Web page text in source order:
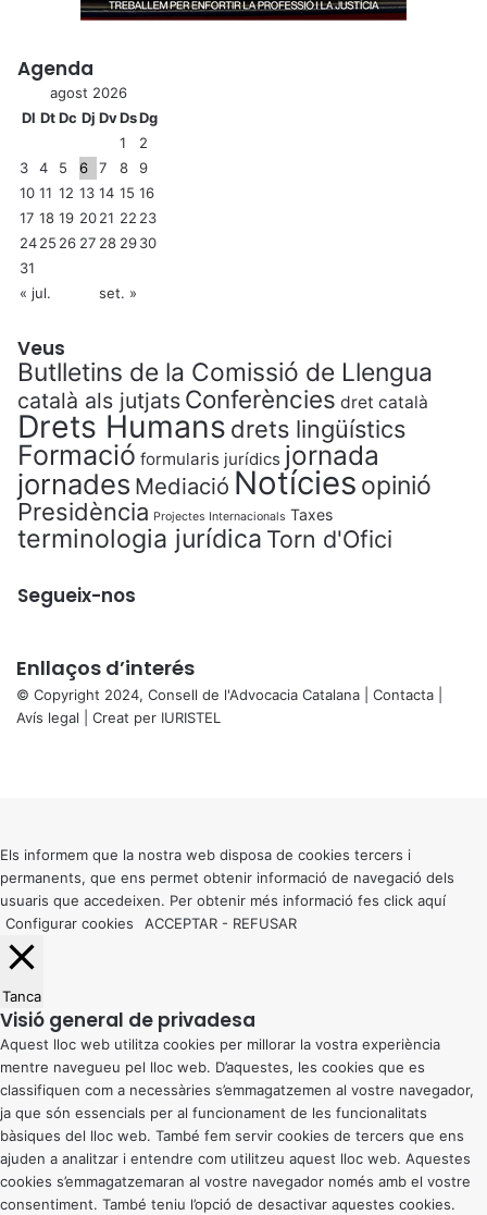
Agenda
agost 2026
Dl DtDc Dj DvDsDg
1
2
3
4 5 6 7 8
9
10 11 12 13 14 15 16
17 18 19 2021 22 23
2425 26 27 28 2930
31
« jul.
set. »
Veus
Butlletins de la Comissió de Llengua
català als jutjats Conferències dret català
Drets Humans drets lingüístics
Formació formularis jurídics jornada
jornades Mediació Notícies opinió
Presidència Projectes Internacionals Taxes
terminologia jurídica Torn d'Ofici
Segueix-nos
Enllaços d’interés
© Copyright 2024, Consell de l'Advocacia Catalana | Contacta
Avís legal | Creat per IURISTEL
button
Els informem que la nostra web disposa de cookies tercers i
permanents, que ens permet obtenir informació de navegació dels
usuaris que accedeixen. Per obtenir més informació fes click aquí
Configurar cookies
ACCEPTAR - REFUSAR
Tanca
Visió general de privadesa
Aquest lloc web utilitza cookies per millorar la vostra experiència
mentre navegueu pel lloc web. D’aquestes, les cookies que es
classifiquen com a necessàries s’emmagatzemen al vostre navegador,
ja que són essencials per al funcionament de les funcionalitats
bàsiques del lloc web. També fem servir cookies de tercers que ens
ajuden a analitzar i entendre com utilitzeu aquest lloc web. Aquestes
cookies s’emmagatzemaran al vostre navegador només amb el vostre
consentiment. També teniu l’opció de desactivar aquestes cookies.